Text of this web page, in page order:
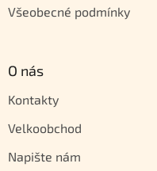
Všeobecné podmínky
O nás
Kontakty
Velkoobchod
Napište nám